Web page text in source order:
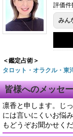
評価
みん
＜鑑定占術＞
タロット・オラクル・東
皆様へのメッセ
凛香と申します。じ
には言いにくいお悩
もどうぞお聞かせくだ